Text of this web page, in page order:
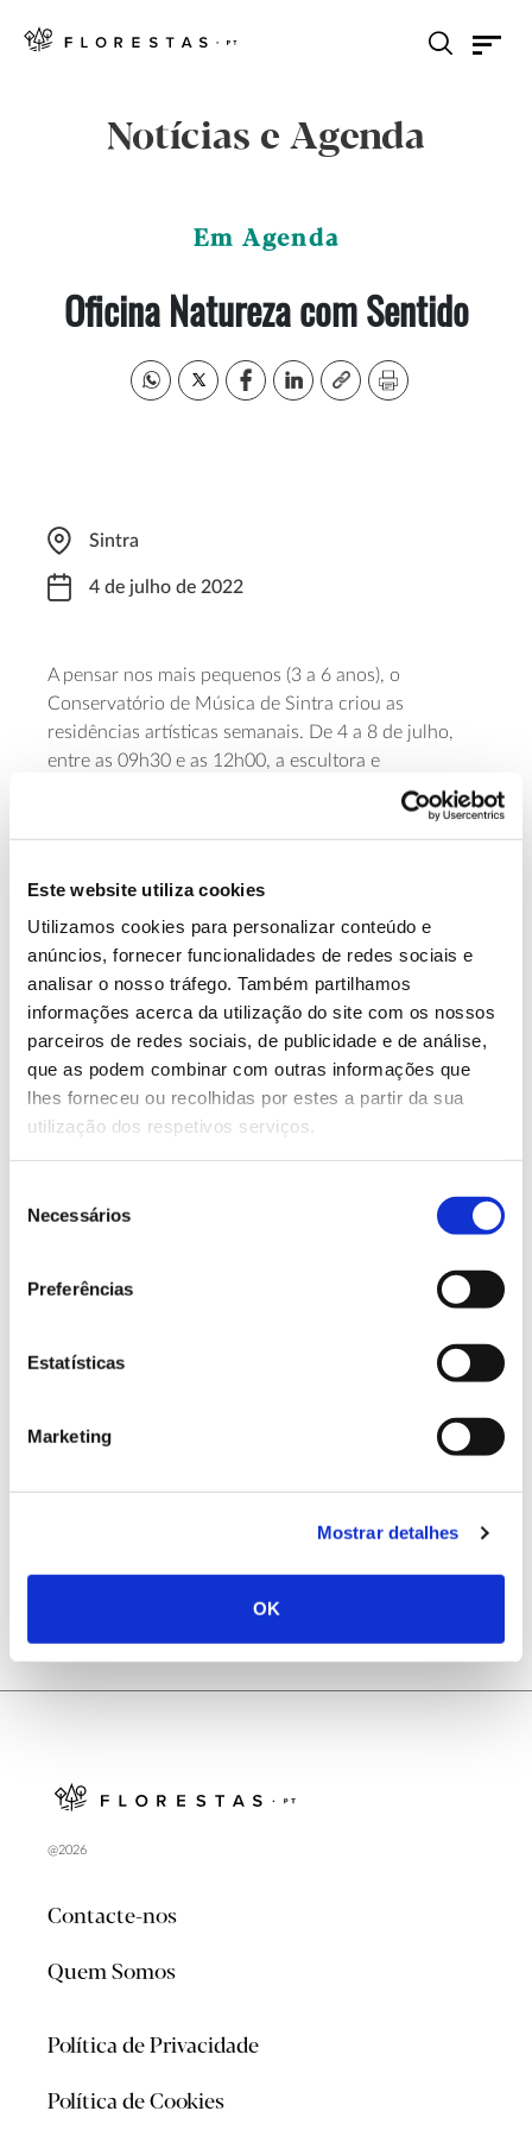
Este website utiliza cookies
Utilizamos cookies para personalizar conteúdo e
anúncios, fornecer funcionalidades de redes sociais e
analisar o nosso tráfego. Também partilhamos
informações acerca da utilização do site com os nossos
parceiros de redes sociais, de publicidade e de análise,
que as podem combinar com outras informações que
lhes forneceu ou recolhidas por estes a partir da sua
utilização dos respetivos serviços.
Necessários
Preferências
Estatísticas
Marketing
Mostrar detalhes
OK
Notícias e Agenda
Em Agenda
Oficina Natureza com Sentido
Sintra
4 de julho de 2022
A pensar nos mais pequenos (3 a 6 anos), o
Conservatório de Música de Sintra criou as
residências artísticas semanais. De 4 a 8 de julho,
entre as 09h30 e as 12h00, a escultora e
dinamizadora Leonor Pêgo convida a um mergulho
na natureza, explorando-a com os cinco sentidos.
Encontre aquiinformações e preçosdesta e de
Saiba mais sobre esta residência.
13.07.2026
Genoma do priolo e de outras espécies em risco:
conhecer para conservar
02.07.2026
Registar galhas de Trichi em acácia-das-espigas:
cidadãos chamados a ajudar
no verão 2026
@2026
Contacte-nos
Quem Somos
Política de Privacidade
Política de Cookies